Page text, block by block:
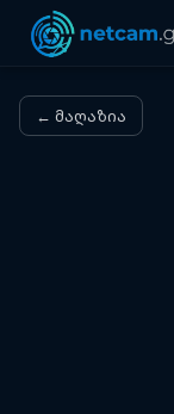
← მაღაზია